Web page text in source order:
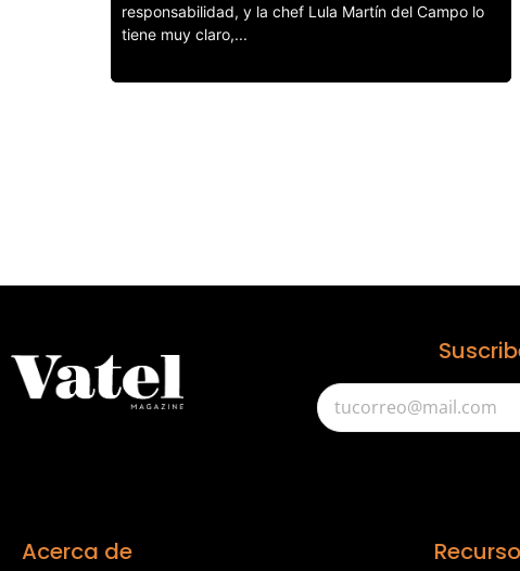
responsabilidad, y la chef Lula Martín del Campo lo
tiene muy claro,...
Acerca de